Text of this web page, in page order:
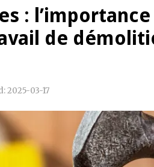
:
de
2025-03-17